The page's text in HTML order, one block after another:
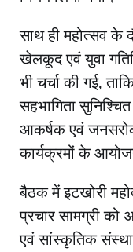
साथ ही महोत्सव के
खेलकूद एवं युवा
भी चर्चा की गई,
सहभागिता
आकर्षक एवं
कार्यक्रमों के
बैठक में इटखोरी
प्रचार सामग्री को
एवं सांस्कृतिक